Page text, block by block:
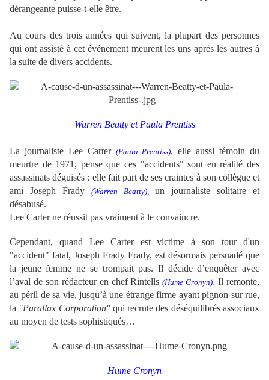
dérangeante puisse-t-elle être.
Au cours des trois années qui suivent, la plupart des personnes
qui ont assisté à cet événement meurent les uns après les autres à
la suite de divers accidents.
Warren Beatty et Paula Prentiss
La journaliste Lee Carter (Paula Prentiss), elle aussi témoin du
meurtre de 1971, pense que ces "accidents" sont en réalité des
assassinats déguisés : elle fait part de ses craintes à son collègue et
ami Joseph Frady (Warren Beatty), un
journaliste solitaire et
désabusé.
Lee Carterne réussit pas vraiment à le convaincre.
Cependant, quand Lee Carterest victime à son tour d'un
"accident" fatal, Joseph Frady Frady, est désormais persuadé que
la jeune femme ne se trompait pas. Il décide d’enquêter avec
l’aval de son rédacteur en chef Rintells(Hume Cronyn). Il remonte,
au péril de sa vie, jusqu’à une étrange firme ayant pignon sur rue,
la "Parallax Corporation"qui recrute des déséquilibrés associaux
au moyen de tests sophistiqués…
Hume Cronyn